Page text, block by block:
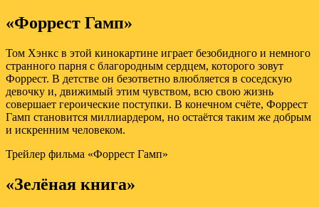
«Форрест Гамп»
Том Хэнкс в этой кинокартине играет безобидного и немного
странного парня с благородным сердцем, которого зовут
Форрест. В детстве он безответно влюбляется в соседскую
девочку и, движимый этим чувством, всю свою жизнь
совершает героические поступки. В конечном счёте, Форрест
Гамп становится миллиардером, но остаётся таким же добрым
и искренним человеком.
Трейлер фильма «Форрест Гамп»
«Зелёная книга»